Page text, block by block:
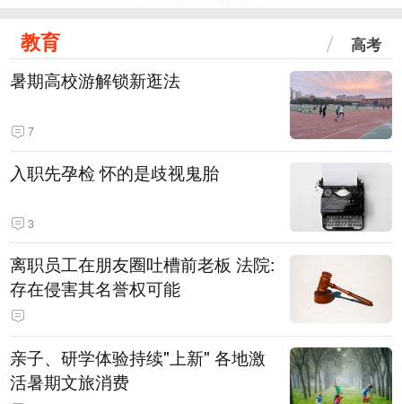
教育 高考
暑期高校游解锁新逛法
7
入职先孕检 怀的是歧视鬼胎
3
离职员工在朋友圈吐槽前老板 法院:
存在侵害其名誉权可能
亲子、研学体验持续"上新" 各地激
活暑期文旅消费